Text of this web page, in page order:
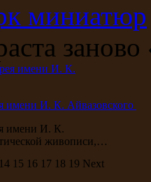
миниатюр
имени И. К. Айвазовского
имени И. К.
живописи,…
14 15 16 17 18 19 Next